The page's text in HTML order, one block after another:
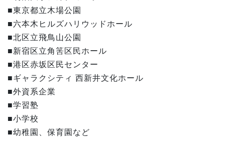
■東京都立木場公園
■六本木ヒルズハリウッドホール
■北区立飛鳥山公園
■新宿区立角筈区民ホール
■港区赤坂区民センター
■ギャラクシティ 西新井文化ホール
■外資系企業
■学習塾
■小学校
■幼稚園、保育園など